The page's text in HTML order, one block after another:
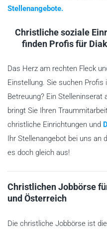
Stellenangebote.
Christliche soziale
finden Profis für
Das Herz am rechten Fleck
Einstellung. Sie suchen Profis
Betreuung? Ein
bringt Sie Ihren
christliche Einrichtungen und
Ihr Stellenangebot bei uns an
es doch gleich aus!
Christlichen Jobbörse
und Österreich
Die christliche Jobbörse ist